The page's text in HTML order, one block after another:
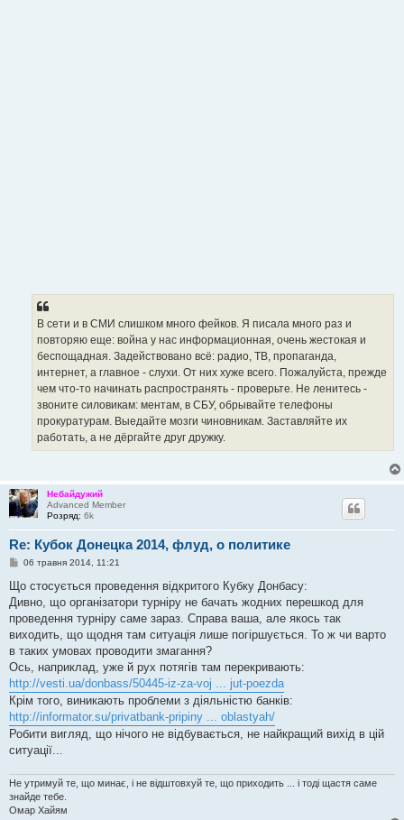
В сети и в СМИ слишком много фейков. Я писала много раз и
повторяю еще: война у нас информационная, очень жестокая и
беспощадная. Задействовано всё: радио, ТВ, пропаганда,
интернет, а главное - слухи. От них хуже всего. Пожалуйста, прежде
чем что-то начинать распространять - проверьте. Не ленитесь -
звоните силовикам: ментам, в СБУ, обрывайте телефоны
прокуратурам. Выедайте мозги чиновникам. Заставляйте их
работать, а не дёргайте друг дружку.
Небайдужий
Advanced Member
Розряд: 6k
Re: Кубок Донецка 2014, флуд, о политике
П
в
і
д
о
л
е
н
я
06 травня 2014, 11:21
Що стосується проведення відкритого Кубку Донбасу:
Дивно, що організатори турніру не бачать жодних перешкод для
проведення турніру саме зараз. Справа ваша, але якось так
виходить, що щодня там ситуація лише погіршується. То ж чи варто
в таких умовах проводити змагання?
Ось, наприклад, уже й рух потягів там перекривають:
http://vesti.ua/donbass/50445-iz-za-voj ... jut-poezda
Крім того, виникають проблеми з діяльністю банків:
http://informator.su/privatbank-pripiny ... oblastyah/
Робити вигляд, що нічого не відбувається, не найкращий вихід в цій
ситуації...
Не утримуй те, що минає, і не відштовхуй те, що приходить ... і тоді щастя саме
знайде тебе.
Омар Хайям